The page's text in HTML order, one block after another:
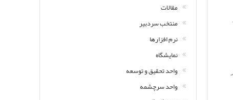
مقالات
منتخب سردبیر
نرم افزارها
نمایشگاه
واحد تحقیق و توسعه
واحد سرچشمه